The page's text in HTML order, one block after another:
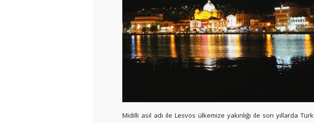
Midilli asıl adı ile Lesvos ülkemize yakınlığı ile son yıllarda Türk